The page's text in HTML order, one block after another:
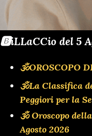
🅱️iLLaCCio del 5
🕉OROSCOPO
🕉La Classifica
Peggiori per la
🕉 Oroscopo
Agosto 2026